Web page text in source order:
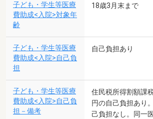
子ども・学生等医療
費助成<入院>対象年
齢
18歳3月末まで
子ども・学生等医療
費助成<入院>自己負
担
自己負担あり
子ども・学生等医療
費助成<入院>自己負
担－備考
住民税所得割額課
円の自己負担あり
己負担なし。同一